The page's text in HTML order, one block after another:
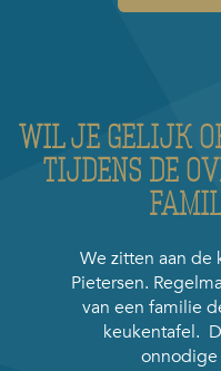
WIL JE GELIJK
TIJDENS DE
We zitten aan
Pietersen.
van een familie
keukentafel.